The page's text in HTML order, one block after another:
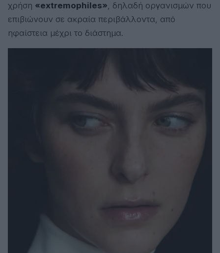
χρήση «extremophiles», δηλαδή οργανισμών που
επιβιώνουν σε ακραία περιβάλλοντα, από
ηφαίστεια μέχρι το διάστημα.